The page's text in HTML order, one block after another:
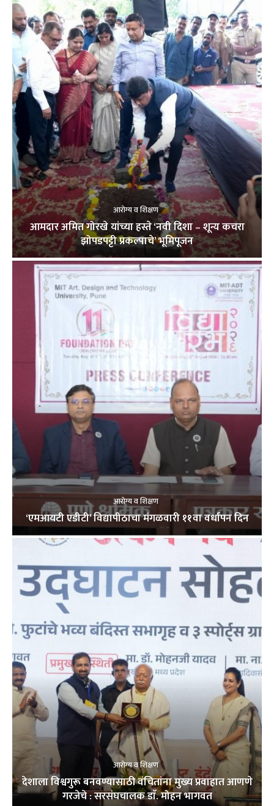
आरोग्य व शिक्षण
आमदार अमित गोरखे यांच्या हस्ते ‘नवी दिशा – शून्य कचरा
झोपडपट्टी प्रकल्पाचे’ भूमिपूजन
आरोग्य व शिक्षण
‘एमआयटी एडीटी’ विद्यापीठाचा मंगळवारी ११वा वर्धापन दिन
आरोग्य व शिक्षण
देशाला विश्वगुरू बनवण्यासाठी वंचितांना मुख्य प्रवाहात आणणे
गरजेचे : सरसंघचालक डाॅ. मोहन भागवत